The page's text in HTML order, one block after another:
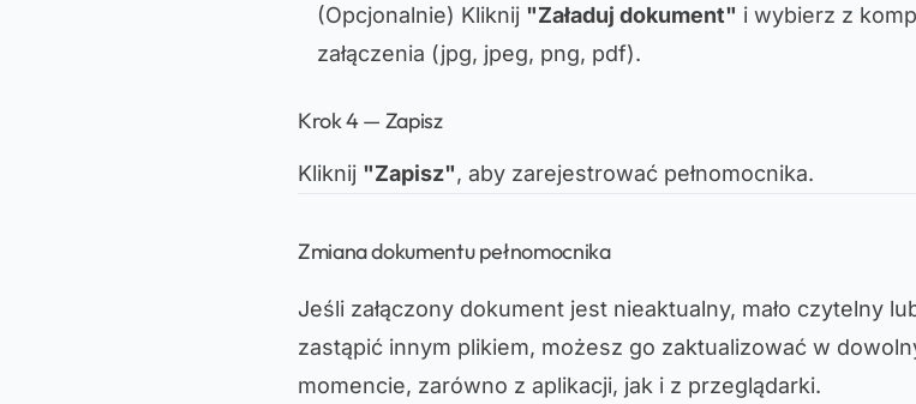
(Opcjonalnie) Kliknij "Załaduj dokument" i wybierz z
załączenia (jpg, jpeg, png, pdf).
Krok 4 — Zapisz
Kliknij "Zapisz", aby zarejestrować pełnomocnika.
Zmiana dokumentu pełnomocnika
Jeśli załączony dokument jest nieaktualny, mało czytelny
zastąpić innym plikiem, możesz go zaktualizować w
momencie, zarówno z aplikacji, jak i z przeglądarki.